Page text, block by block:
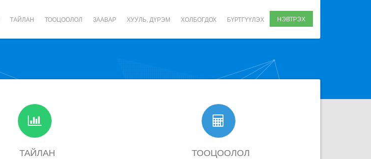
ТАЙЛАН ТООЦООЛОЛ ЗААВАР ХУУЛЬ, ДҮРЭМ ХОЛБОГДОХ БҮРТГҮҮЛЭХ НЭВТРЭХ
ТАЙЛАН ТООЦООЛОЛ